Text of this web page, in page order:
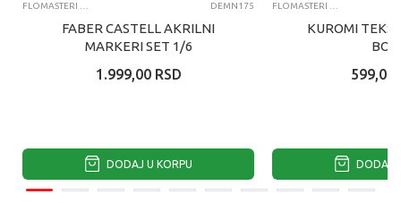
FLOMASTERI I MARKERI DEMN175
FABER CASTELL AKRILNI
MARKERI SET 1/6
1.999,00 RSD
DODAJ U KORPU
FLOMASTERI I MARKERI
KUROMI
599,00
DODAJ